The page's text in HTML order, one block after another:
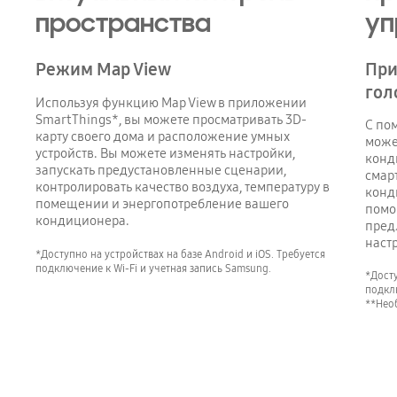
пространства
Режим Map View
Используя функцию Map View в приложении
SmartThings*, вы можете просматривать 3D-
карту своего дома и расположение умных
устройств. Вы можете изменять настройки,
запускать предустановленные сценарии,
контролировать качество воздуха, температуру в
помещении и энергопотребление вашего
кондиционера.
*Доступно на устройствах на базе Android и iOS. Требуется
подключение к Wi-Fi и учетная запись Samsung.
С